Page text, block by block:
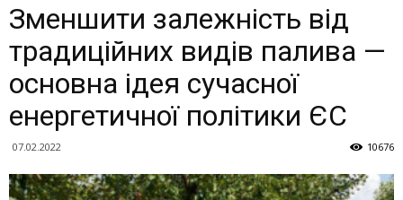
Зменшити залежність від
традиційних видів палива —
основна ідея сучасної
енергетичної політики ЄС
07.02.2022 10676